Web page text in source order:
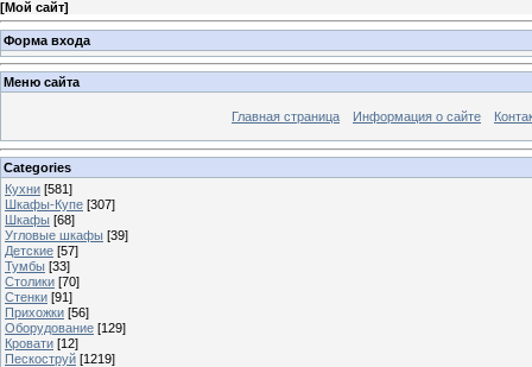
[Мой сайт]
Форма входа
Меню сайта
Главная страница Информация о сайте
Categories
Кухни [581]
Шкафы-Купе [307]
Шкафы [68]
Угловые шкафы [39]
Детские [57]
Тумбы [33]
Столики [70]
Стенки [91]
Прихожки [56]
Оборудование [129]
Кровати [12]
Пескоструй [1219]